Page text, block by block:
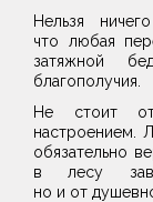
Нельзя
что любая
затяжной
благополучия.
Не стоит
настроением.
обязательно
в лесу
но и от